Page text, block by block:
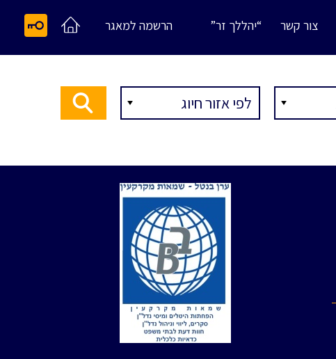
צור קשר “יהללך זר” הרשמה למאגר